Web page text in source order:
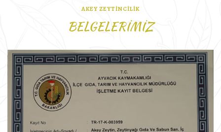
AKEY ZEYTİNCİLİK
BELGELERİMİZ